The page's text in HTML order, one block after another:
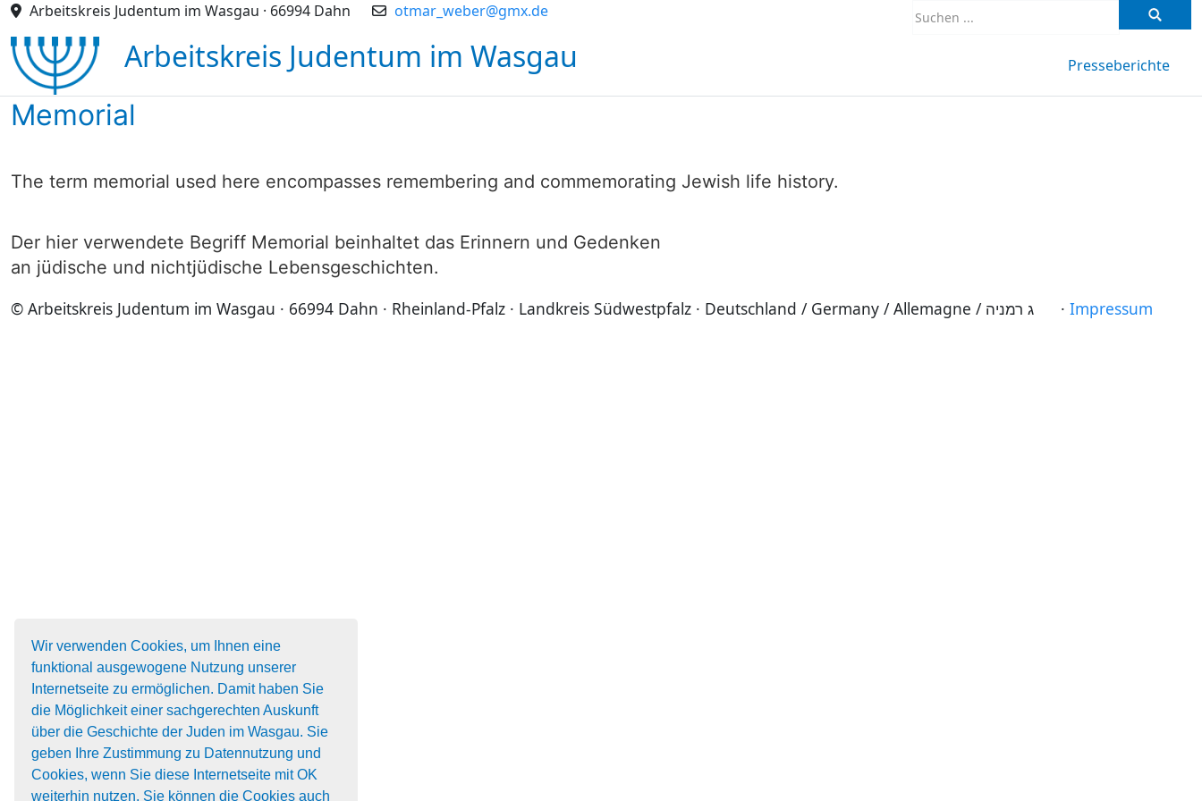
Wir verwenden Cookies, um Ihnen eine
funktional ausgewogene Nutzung unserer
Internetseite zu ermöglichen. Damit haben Sie
die Möglichkeit einer sachgerechten Auskunft
über die Geschichte der Juden im Wasgau. Sie
geben Ihre Zustimmung zu Datennutzung und
Cookies, wenn Sie diese Internetseite mit OK
weiterhin nutzen. Sie können die Cookies auch
Arbeitskreis Judentum im Wasgau · 66994 Dahn otmar_weber@gmx.de
Arbeitskreis Judentum im Wasgau Presseberichte
Memorial
The term memorial used here encompasses remembering and commemorating Jewish life history.
Der hier verwendete Begriff Memorial beinhaltet das Erinnern und Gedenken
an jüdische und nichtjüdische Lebensgeschichten.
© Arbeitskreis Judentum im Wasgau · 66994 Dahn · Rheinland-Pfalz · Landkreis Südwestpfalz · Deutschland / Germany / Allemagne / ג רמניה · Impressum